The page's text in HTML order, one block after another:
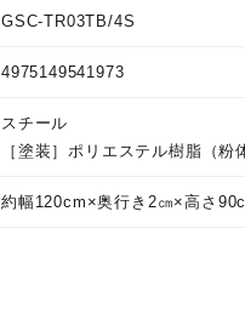
GSC-TR03TB/4S
4975149541973
スチール
［塗装］ポリエステル樹脂（粉
約幅120cm×奥行き2㎝×高さ